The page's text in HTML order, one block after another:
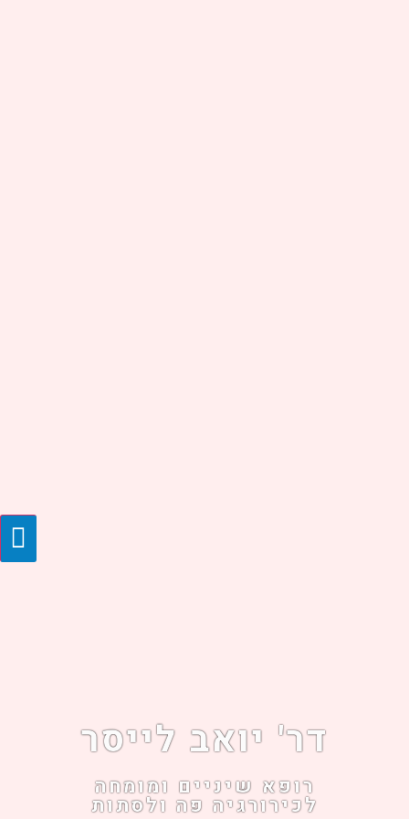
דר' יואב לייסר
רופא שיניים ומומחה
לכירורגיה פה ולסתות